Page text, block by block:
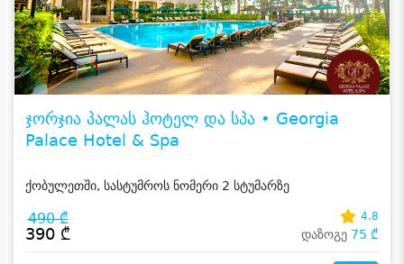
ჯორჯია პალას ჰოტელ და სპა • Georgia
Palace Hotel & Spa
ქობულეთში, სასტუმროს ნომერი 2 სტუმარზე
490 ₾
390 ₾
4.8
დაზოგე 75 ₾